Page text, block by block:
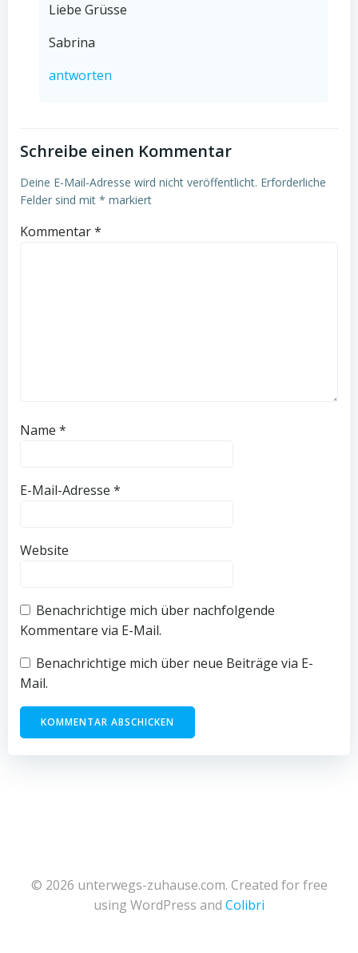
Liebe Grüsse
Sabrina
antworten
Schreibe einen Kommentar
Deine E-Mail-Adresse wird nicht veröffentlicht. Erforderliche
Felder sind mit * markiert
Kommentar*
Name *
E-Mail-Adresse *
Website
Benachrichtige mich über nachfolgende
Kommentare via E-Mail.
Benachrichtige mich über neue Beiträge via E-
Mail.
© 2026 unterwegs-zuhause.com. Created for free
using WordPress and Colibri